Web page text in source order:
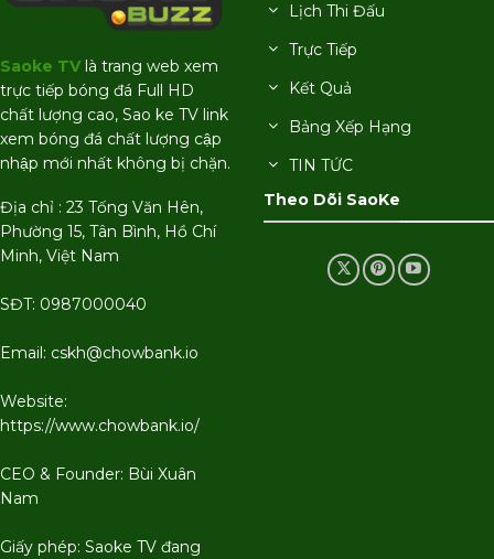
Saoke TVlà trang web xem
trực tiếp bóng đá Full HD
chất lượng cao, Sao ke TV link
xem bóng đá chất lượng cập
nhập mới nhất không bị chặn.
Địa chỉ : 23 Tống Văn Hên,
Phường 15, Tân Bình, Hồ Chí
Minh, Việt Nam
SĐT: 0987000040
Email: cskh@chowbank.io
Website:
https://www.chowbank.io/
CEO & Founder: Bùi Xuân
Nam
Giấy phép: Saoke TV đang
Lịch Thi Đấu
Trực Tiếp
Kết Quả
Bảng Xếp Hạng
TIN TỨC
Theo Dõi SaoKe